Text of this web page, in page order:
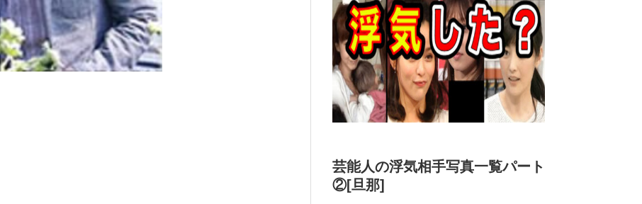
芸能人の浮気相手写真一覧パート
②[旦那]